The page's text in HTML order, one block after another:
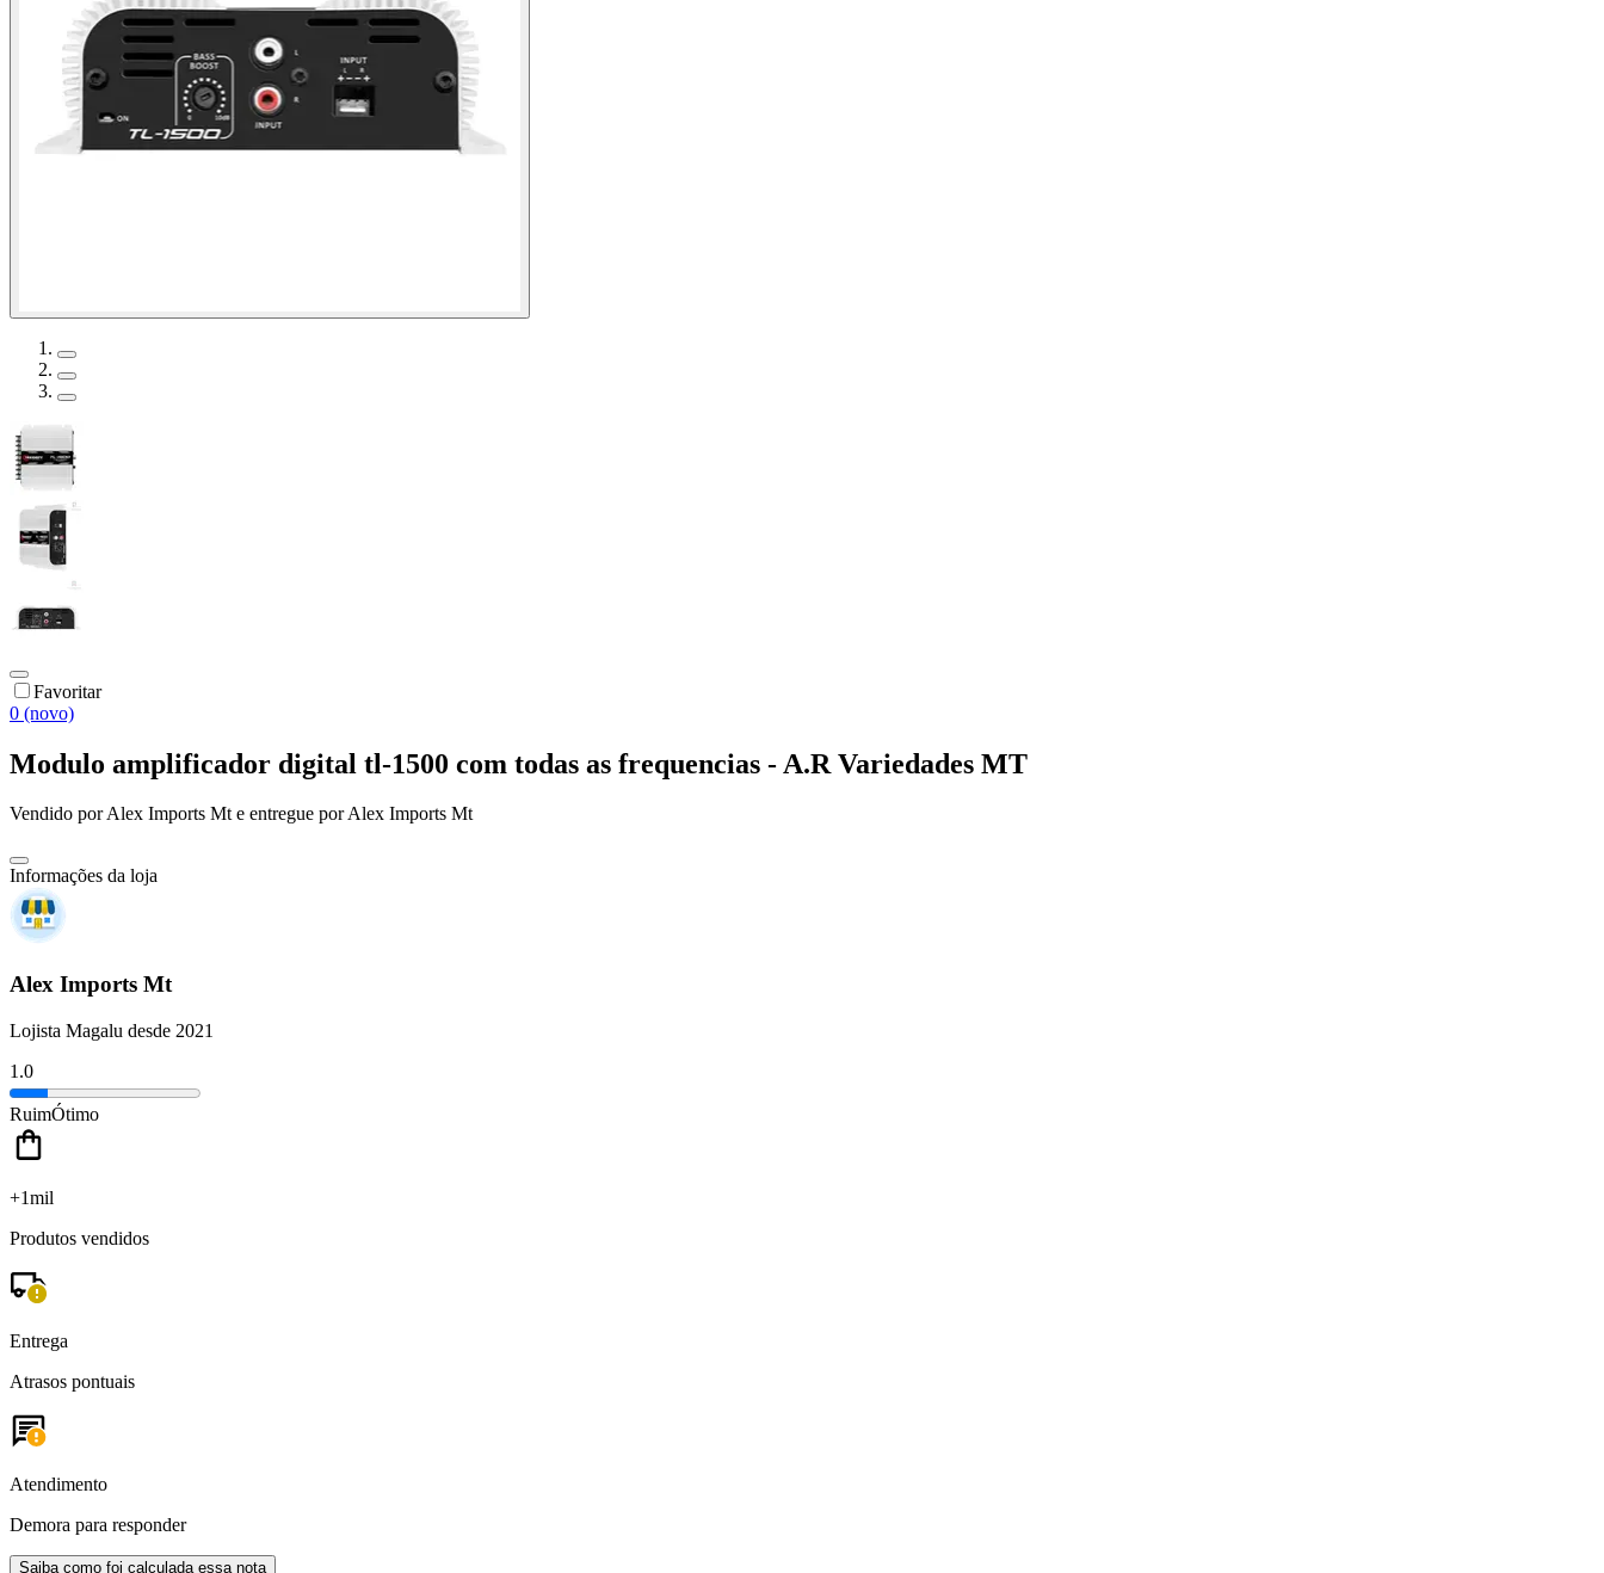
Favoritar
0 (novo)
Modulo amplificador digital tl-1500 com todas as frequencias - A.R Variedades MT
Vendido porAlex Imports Mte entregue porAlex Imports Mt
Informações da loja
Alex Imports Mt
Lojista Magalu desde 2021
1.0
RuimÓtimo
+1mil
Produtos vendidos
Entrega
Atrasos pontuais
Atendimento
Demora para responder
Saiba como foi calculada essa nota